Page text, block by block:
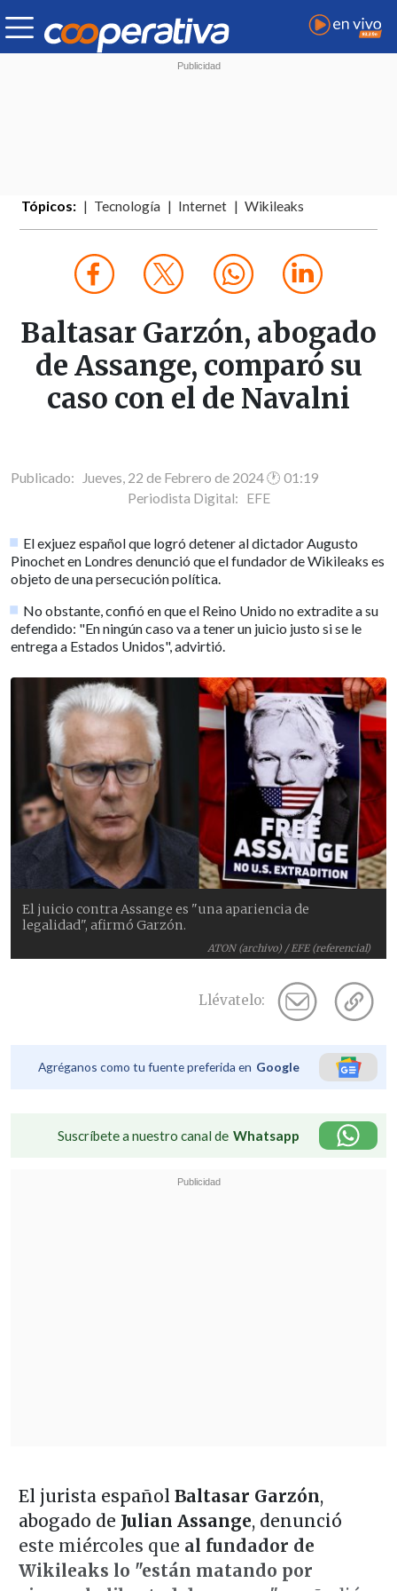
Tópicos: Tecnología Internet Wikileaks
Baltasar Garzón, abogado
de Assange, comparó su
caso con el de Navalni
Publicado: Jueves, 22 de Febrero de 2024 🕐 01:19
Periodista Digital: EFE
El exjuez español que logró detener al dictador Augusto
Pinochet en Londres denunció que el fundador de Wikileaks es
objeto de una persecución política.
No obstante, confió en que el Reino Unido no extradite a su
defendido: "En ningún caso va a tener un juicio justo si se le
entrega a Estados Unidos", advirtió.
ATON (archivo) / EFE (referencial)
El juicio contra Assange es "una apariencia de
legalidad", afirmó Garzón.
Llévatelo:
Agréganos como tu fuente preferida en Google
Suscríbete a nuestro canal de Whatsapp
El jurista español Baltasar Garzón,
abogado de Julian Assange, denunció
este miércoles que al fundador de
Wikileaks lo "están matando por